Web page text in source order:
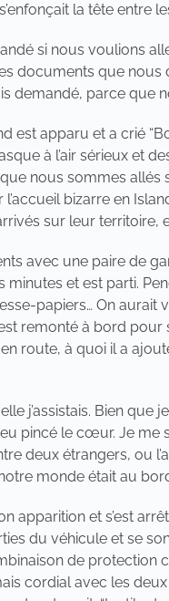
la tête
si nous voulions
documents que
demandé, parce que
est apparu et a crié
à l’air sérieux et
nous sommes
bizarre en
sur leur territoire,
avec une paire de
minutes et est parti.
papiers… On
remonté à bord pour
route, à quoi il a
j’assistais. Bien
pincé le cœur. Je
deux étrangers, ou
monde était au
apparition et s’est
du véhicule et se
de
cordial avec les